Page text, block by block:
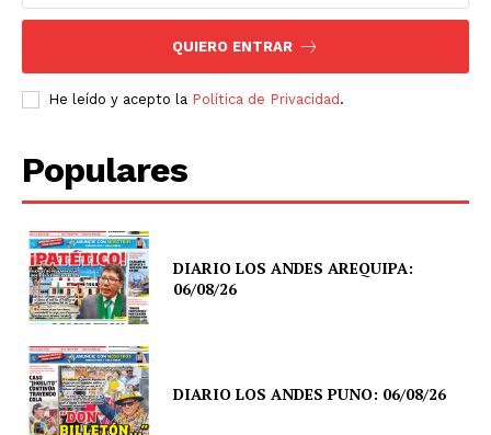
QUIERO ENTRAR
He leído y acepto la Política de Privacidad.
Populares
DIARIO LOS ANDES AREQUIPA:
06/08/26
DIARIO LOS ANDES PUNO: 06/08/26